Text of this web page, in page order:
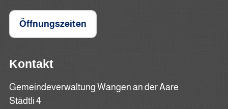
Öffnungszeiten
Kontakt
Gemeindeverwaltung Wangen an der Aare
Städtli 4